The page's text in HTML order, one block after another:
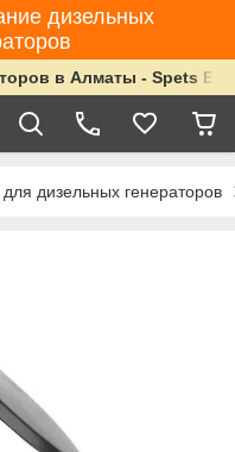
дизельных
в Алматы - Spets
для дизельных генераторов